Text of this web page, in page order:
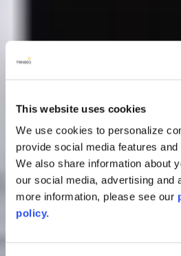
This website uses cookies
We use cookies to personalize
provide social media features
We also share information about
our social media, advertising and
more information, please see our
policy.